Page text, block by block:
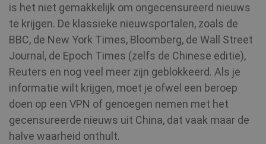
is het niet gemakkelijk om ongecensureerd nieuws
te krijgen. De klassieke nieuwsportalen, zoals de
BBC, de New York Times, Bloomberg, de Wall Street
Journal, de Epoch Times (zelfs de Chinese editie),
Reuters en nog veel meer zijn geblokkeerd. Als je
informatie wilt krijgen, moet je ofwel een beroep
doen op een VPN of genoegen nemen met het
gecensureerde nieuws uit China, dat vaak maar de
halve waarheid onthult.
PHPSESSID
PHP.net
www.shellfire.nl
Sessie